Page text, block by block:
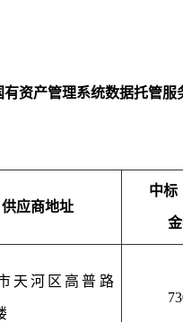
资产管理系统数据托管服
供应商地址
中标
天河区高普路